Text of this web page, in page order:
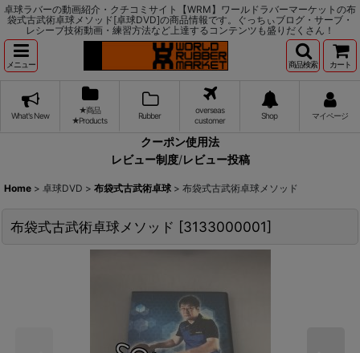
卓球ラバーの動画紹介・クチコミサイト【WRM】ワールドラバーマーケットの布
袋式古武術卓球メソッド[卓球DVD]の商品情報です。ぐっちぃブログ・サーブ・
レシーブ技術動画・練習方法など上達するコンテンツも盛りだくさん！
メニュー 商品検索 カート
What's New
★商品
★Products
Rubber
overseas
customer
Shop マイページ
クーポン使用法
レビュー制度/レビュー投稿
Home > 卓球DVD > 布袋式古武術卓球 > 布袋式古武術卓球メソッド
布袋式古武術卓球メソッド [3133000001]